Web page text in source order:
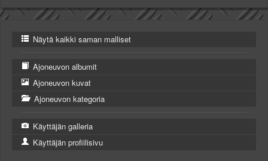
Näytä kaikki saman malliset
Ajoneuvon albumit
Ajoneuvon kuvat
Ajoneuvon kategoria
Käyttäjän galleria
Käyttäjän profiilisivu